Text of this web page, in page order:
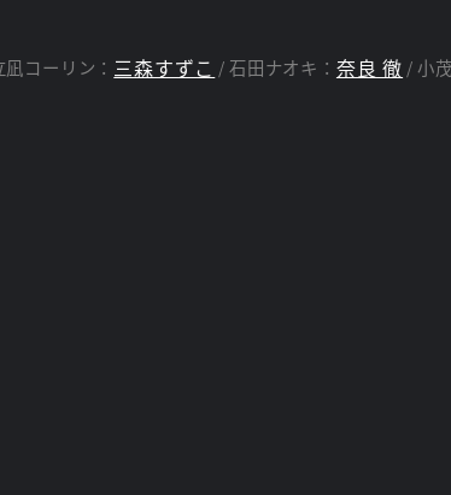
凪コーリン： 三森すずこ 石田ナオキ： 奈良 徹 小